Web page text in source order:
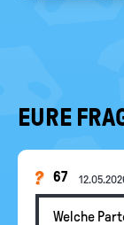
EURE
67
Welche